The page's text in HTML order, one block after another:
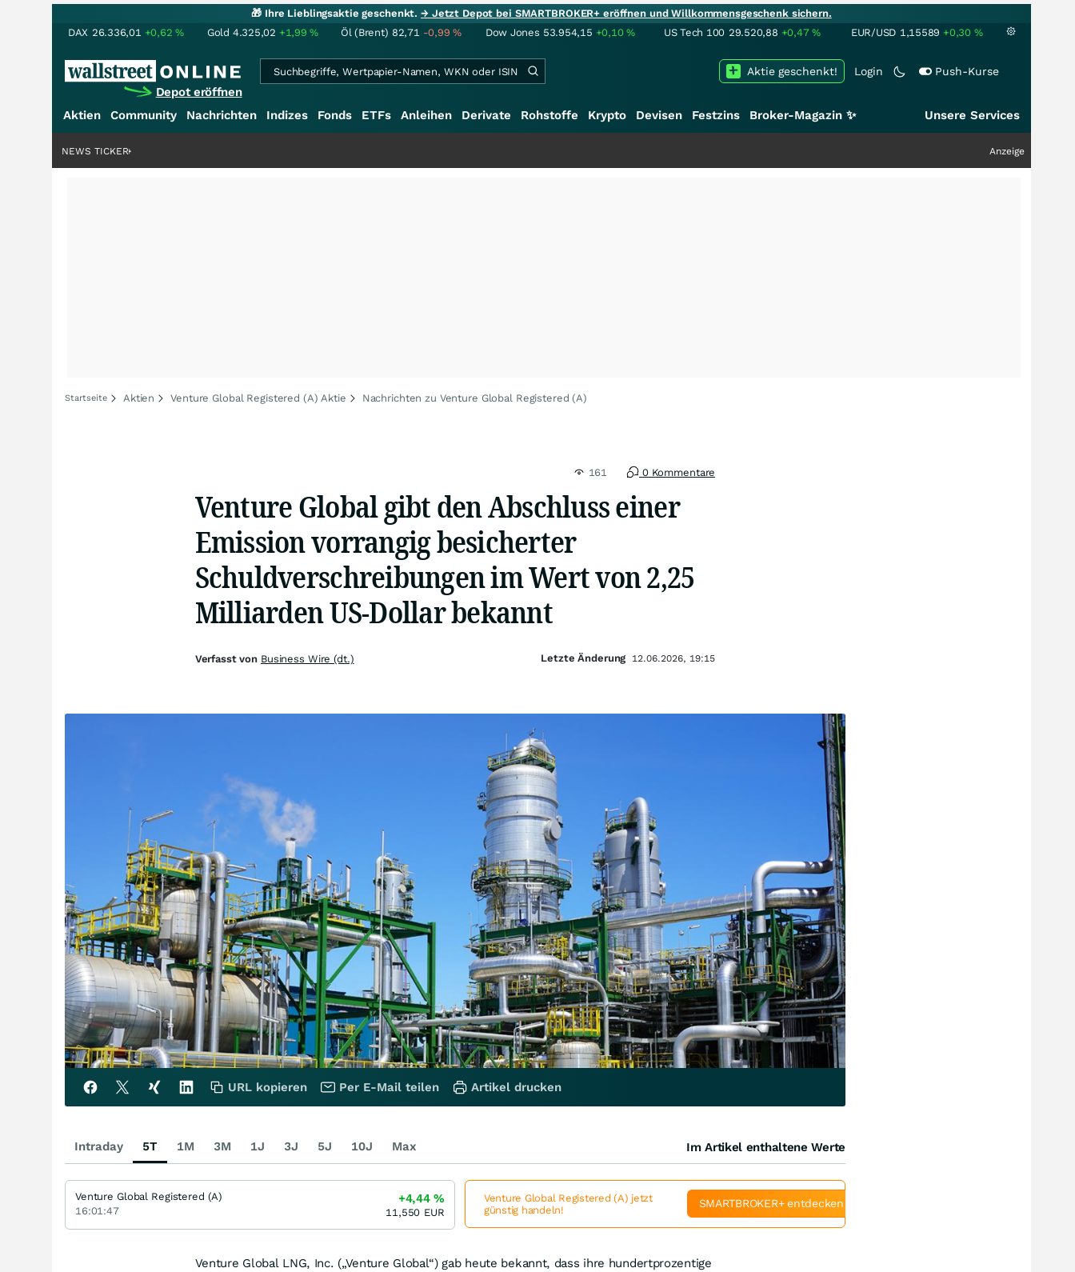
🎁 Ihre Lieblingsaktie geschenkt.→ Jetzt Depot bei SMARTBROKER+ eröffnen und Willkommensgeschenk sichern.
DAX 26.336,01 +0,62% Gold 4.325,02 +1,99% Öl (Brent) 82,71 -0,99% Dow Jones 53.954,15 +0,10% US Tech 100 29.520,88 +0,47% EUR/USD 1,15589 +0,30 %
Depot eröffnen
Login Push-Kurse
Aktie geschenkt!
Aktien Community Nachrichten Indizes Fonds ETFs Anleihen Derivate Rohstoffe Krypto Devisen Festzins Broker-Magazin ✨ Unsere Services
Anzeige
NEWS TICKER
Startseite Aktien Venture Global Registered (A) Aktie Nachrichten zu Venture Global Registered (A)
161 0 Kommentare
Venture Global gibt den Abschluss einer
Emission vorrangig besicherter
Schuldverschreibungen im Wert von 2,25
Milliarden US-Dollar bekannt
Venture Global LNG, Inc. („Venture Global“) gab heute bekannt, dass ihre hundertprozentige
Verfasst von Business Wire (dt.) Letzte Änderung 12.06.2026, 19:15
URL kopieren Per E-Mail teilen Artikel drucken
Intraday 5T 1M 3M 1J 3J 5J 10J Max Im Artikel enthaltene Werte
Venture Global Registered (A)
16:01:47
+4,44%
11,550 EUR
Venture Global Registered (A) jetzt
günstig handeln!
SMARTBROKER+ entdecken